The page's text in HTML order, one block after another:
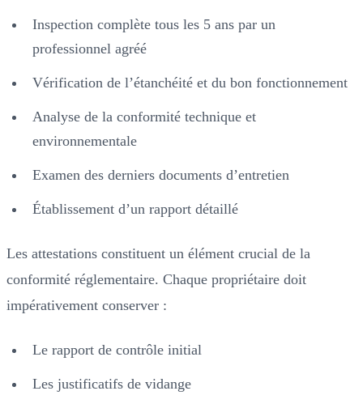
Inspection complète tous les 5 ans par un
professionnel agréé
Vérification de l’étanchéité et du bon fonctionnement
Analyse de la conformité technique et
environnementale
Examen des derniers documents d’entretien
Établissement d’un rapport détaillé
Les attestations constituent un élément crucial de la
conformité réglementaire. Chaque propriétaire doit
impérativement conserver :
Le rapport de contrôle initial
Les justificatifs de vidange